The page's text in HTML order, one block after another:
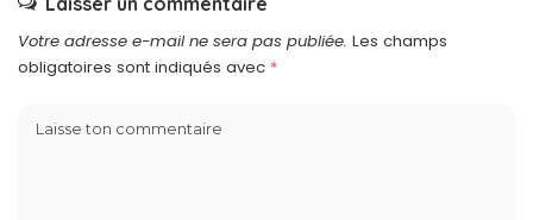
Votre adresse e-mail ne sera pas publiée. Les champs
obligatoires sont indiqués avec *